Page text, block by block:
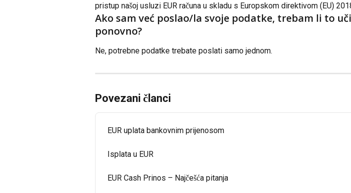
pristup našoj usluzi EUR računa u skladu s Europskom direktivom (EU)
Ako sam već poslao/la svoje podatke, trebam li to
ponovno?
Ne, potrebne podatke trebate poslati samo jednom.
Povezani članci
EUR uplata bankovnim prijenosom
Isplata u EUR
EUR Cash Prinos – Najčešća pitanja